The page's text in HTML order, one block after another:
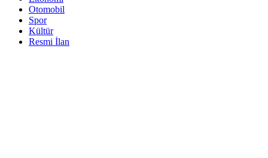
Otomobil
Spor
Kültür
Resmi İlan